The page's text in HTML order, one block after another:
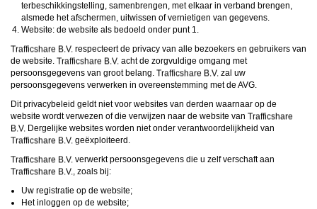
zijn. Bovendien kun je naar aanleiding daarvan beoordelen in hoeverre jouw kind
geïnteresseerd is in bepaalde websites, zodat je bovenstaande tips kunt hanteren.
Praat met jouw kinderen
. Leer jouw minderjarige kinderen dat ze nooit
persoonsgegevens of persoonlijke informatie via internet moeten verstrekken aan
vreemden, bijvoorbeeld via een chatwebsite. Leer ze ook dat niet iedereen op
internet hoeft te zijn wie ze zeggen te zijn en dat men wel eens verkeerde
bedoelingen kan hebben als iemand via het internet contact opneemt met jouw
kind. Vertel jouw kinderen bovendien dat ze niet met vreemde andere minderjarigen
die zij online hebben ontmoet, moeten afspreken zonder daarover eerst met jou te
laten weten wanneer iemand op internet contact met hem opneemt of wanneer
jouw kind seksueel getinte content of andere content waarvan hij schrikt, op
internet tegenkomt.
Via deze website verleent
, de exploitant van deze website,
chatdiensten voor entertainmentdoeleinden. Om van deze diensten gebruik te kunnen
daarna dien je voor credits te betalen. De kosten daarvoor tref je aan bij jouw
bestelling van credits en op de pagina
maken en namens deze profielen berichten aan jou als gebruiker te verzenden. Door
gebruik van deze website begrijp en accepteer je dat de profielen op deze website
terbeschikkingstelling, samenbrengen, met elkaar in verband brengen,
alsmede het afschermen, uitwissen of vernietigen van gegevens.
Website: de website als bedoeld onder punt 1.
respecteert de privacy van alle bezoekers en gebruikers van
de website.
acht de zorgvuldige omgang met
persoonsgegevens van groot belang.
zal uw
persoonsgegevens verwerken in overeenstemming met de AVG.
Dit privacybeleid geldt niet voor websites van derden waarnaar op de
website wordt verwezen of die verwijzen naar de website van
Dergelijke websites worden niet onder verantwoordelijkheid van
geëxploiteerd.
verwerkt persoonsgegevens die u zelf verschaft aan
, zoals bij:
Uw registratie op de website;
Het inloggen op de website;